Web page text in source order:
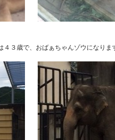
４３歳で、おばぁちゃんゾウになりま